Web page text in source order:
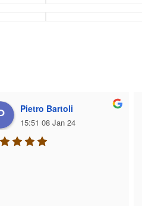
Pietro Bartoli
15:51 08 Jan 24